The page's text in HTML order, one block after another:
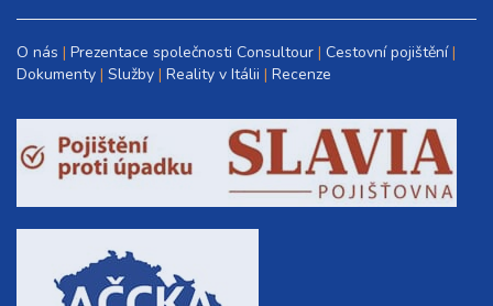
26.09. - 30.09.26
5 dní (4 noci)
8 700 Kč rezervovat
26.09. - 01.10.26
sobota - čtvrtek
6 dní (5 nocí)
10 800 Kč rezervovat
sobota - sobota
15 100 Kč
O nás Prezentace společnosti Consultour Cestovní pojištění
Dokumenty Služby Reality v Itálii Recenze